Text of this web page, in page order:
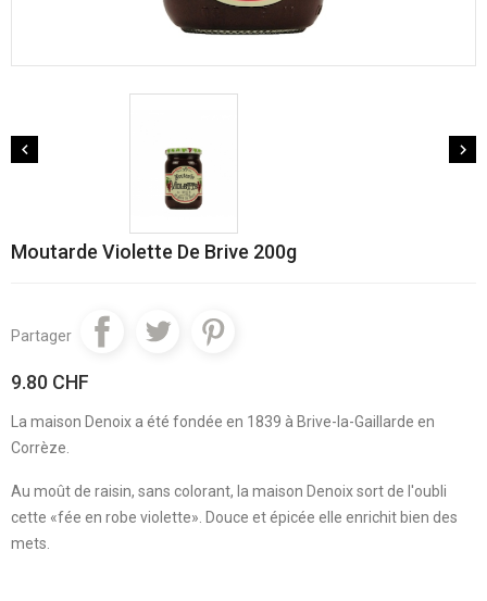
 
Moutarde Violette De Brive 200g
Partager
9.80 CHF
La maison Denoix a été fondée en 1839 à Brive-la-Gaillarde en
Corrèze.
Au moût de raisin, sans colorant, la maison Denoix sort de l'oubli
cette «fée en robe violette». Douce et épicée elle enrichit bien des
mets.